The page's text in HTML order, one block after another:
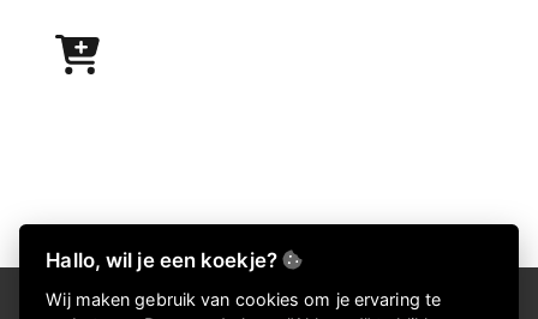
Hallo, wil je een koekje?
Wij maken gebruik van cookies om je ervaring te